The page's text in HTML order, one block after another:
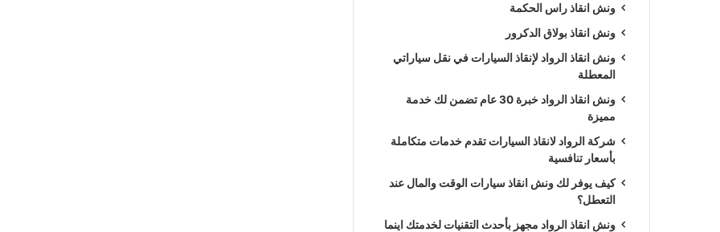
ونش انقاذ راس الحكمة
ونش انقاذ بولاق الدكرور
ونش انقاذ الرواد لإنقاذ السيارات في نقل سياراتي
المعطلة
ونش انقاذ الرواد خبرة 30 عام تضمن لك خدمة
مميزة
شركة الرواد لانقاذ السيارات تقدم خدمات متكاملة
بأسعار تنافسية
كيف يوفر لك ونش انقاذ سيارات الوقت والمال عند
التعطل؟
ونش انقاذ الرواد مجهز بأحدث التقنيات لخدمتك اينما